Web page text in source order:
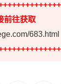
前往获取
683.html